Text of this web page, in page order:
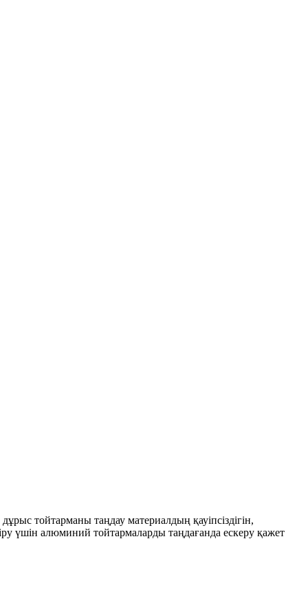
тойтарманы таңдау материалдың қауіпсіздігін,
үшін алюминий тойтармаларды таңдағанда ескеру қажет